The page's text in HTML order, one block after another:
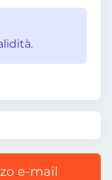
e-mail